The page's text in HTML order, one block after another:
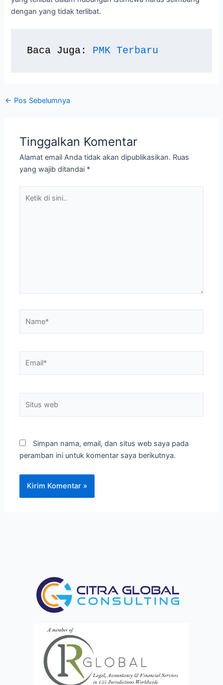
dengan yang tidak terlibat.
Baca Juga: PMK Terbaru
← Pos Sebelumnya
Tinggalkan Komentar
Alamat email Anda tidak akan dipublikasikan. Ruas
yang wajib ditandai *
web
Simpan nama, email, dan situs web saya pada
peramban ini untuk komentar saya berikutnya.